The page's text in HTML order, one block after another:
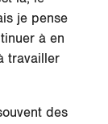
je pense
à en
travailler
des